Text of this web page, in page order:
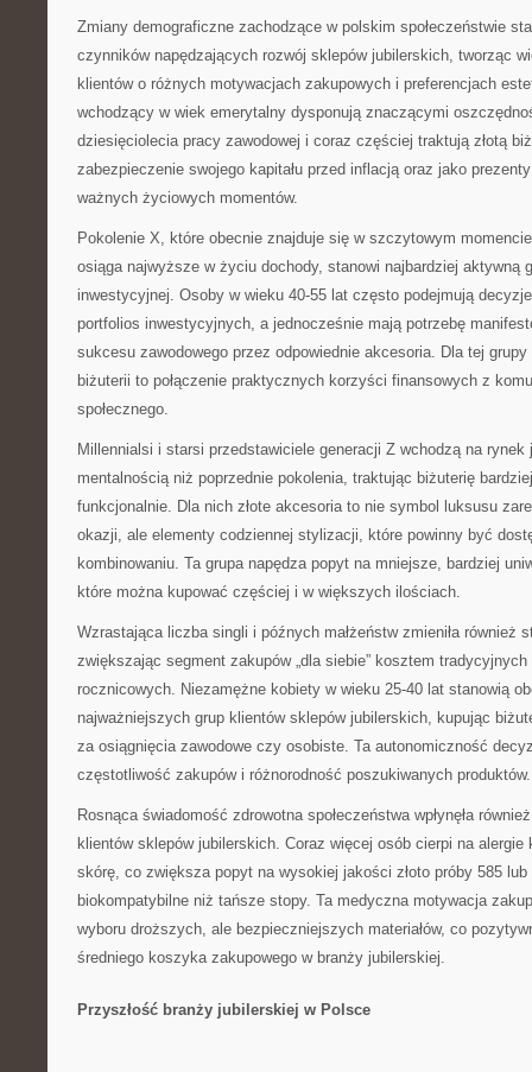
Zmiany demograficzne zachodzące w polskim społeczeństwie
czynników napędzających rozwój sklepów jubilerskich, tworząc
klientów o różnych motywacjach zakupowych i preferencjach
wchodzący w wiek emerytalny dysponują znaczącymi
dziesięciolecia pracy zawodowej i coraz częściej traktują złotą
zabezpieczenie swojego kapitału przed inflacją oraz jako
ważnych życiowych momentów.
Pokolenie X, które obecnie znajduje się w szczytowym
osiąga najwyższe w życiu dochody, stanowi najbardziej aktywną
inwestycyjnej. Osoby w wieku 40-55 lat często podejmują
portfolios inwestycyjnych, a jednocześnie mają potrzebę
sukcesu zawodowego przez odpowiednie akcesoria. Dla tej
biżuterii to połączenie praktycznych korzyści finansowych z
społecznego.
Millennialsi i starsi przedstawiciele generacji Z wchodzą na rynek
mentalnością niż poprzednie pokolenia, traktując biżuterię
funkcjonalnie. Dla nich złote akcesoria to nie symbol luksusu
okazji, ale elementy codziennej stylizacji, które powinny być
kombinowaniu. Ta grupa napędza popyt na mniejsze, bardziej
które można kupować częściej i w większych ilościach.
Wzrastająca liczba singli i późnych małżeństw zmieniła również
zwiększając segment zakupów „dla siebie” kosztem
rocznicowych. Niezamężne kobiety w wieku 25-40 lat stanowią
najważniejszych grup klientów sklepów jubilerskich, kupując
za osiągnięcia zawodowe czy osobiste. Ta autonomiczność
częstotliwość zakupów i różnorodność poszukiwanych produktów.
Rosnąca świadomość zdrowotna społeczeństwa wpłynęła
klientów sklepów jubilerskich. Coraz więcej osób cierpi na
skórę, co zwiększa popyt na wysokiej jakości złoto próby 585
biokompatybilne niż tańsze stopy. Ta medyczna motywacja
wyboru droższych, ale bezpieczniejszych materiałów, co
średniego koszyka zakupowego w branży jubilerskiej.
Przyszłość branży jubilerskiej w Polsce